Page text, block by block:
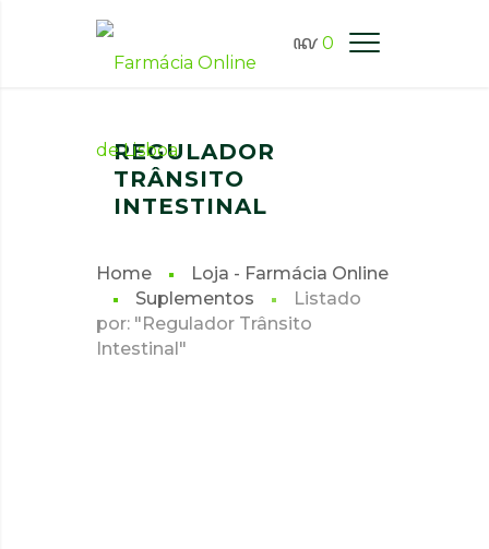
0
REGULADOR
TRÂNSITO
INTESTINAL
Home
Loja - Farmácia Online
Suplementos
Listado
por: "Regulador Trânsito
Intestinal"